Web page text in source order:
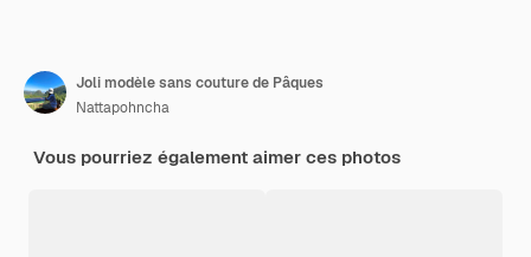
Joli modèle sans couture de Pâques
Nattapohncha
Vous pourriez également aimer ces photos